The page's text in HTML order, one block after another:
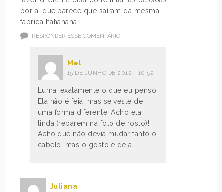
por aí que parece que saíram da mesma
fábrica hahahaha
RESPONDER ESSE COMENTÁRIO
Mel
15 DE JUNHO DE 2012 - 10:52
Luma, exatamente o que eu penso.
Ela não é feia, mas se veste de
uma forma diferente. Acho ela
linda (reparem na foto de rosto)!
Acho que não devia mudar tanto o
cabelo, mas o gosto é dela.
Juliana